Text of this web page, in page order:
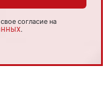
согласие на
.